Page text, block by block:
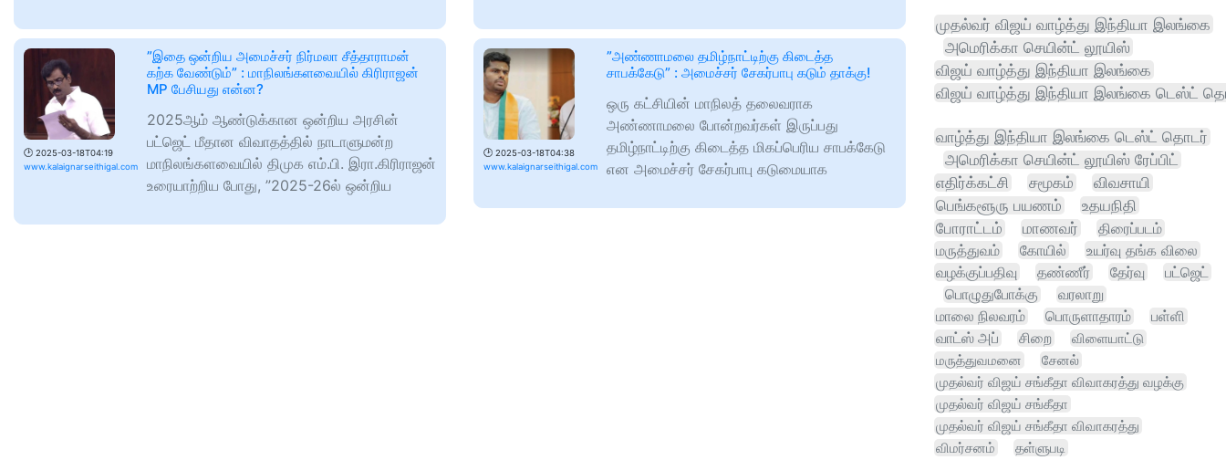
🕑 2025-03-18T04:19
www.kalaignarseithigal.com
”இதை ஒன்றிய அமைச்சர் நிர்மலா சீத்தாராமன்
கற்க வேண்டும்” : மாநிலங்களவையில் கிரிராஜன்
MP பேசியது என்ன?
2025ஆம் ஆண்டுக்கான ஒன்றிய அரசின்
பட்ஜெட் மீதான விவாதத்தில் நாடாளுமன்ற
மாநிலங்களவையில் திமுக எம்.பி. இரா.கிரிராஜன்
உரையாற்றிய போது, ”2025-26ல் ஒன்றிய
🕑 2025-03-18T04:38
www.kalaignarseithigal.com
”அண்ணாமலை தமிழ்நாட்டிற்கு கிடைத்த
சாபக்கேடு” : அமைச்சர் சேகர்பாபு கடும் தாக்கு!
ஒரு கட்சியின் மாநிலத் தலைவராக
அண்ணாமலை போன்றவர்கள் இருப்பது
தமிழ்நாட்டிற்கு கிடைத்த மிகப்பெரிய சாபக்கேடு
என அமைச்சர் சேகர்பாபு கடுமையாக
முதல்வர் விஜய் வாழ்த்து இந்தியா இலங்கை
அமெரிக்கா செயின்ட் லூயிஸ்
விஜய் வாழ்த்து இந்தியா இலங்கை
விஜய் வாழ்த்து இந்தியா இலங்கை டெஸ்ட்
வாழ்த்து இந்தியா இலங்கை டெஸ்ட் தொடர்
அமெரிக்கா செயின்ட் லூயிஸ் ரேப்பிட்
எதிர்க்கட்சி
சமூகம்
விவசாயி
பெங்களூரு பயணம்
உதயநிதி
போராட்டம்
மாணவர்
திரைப்படம்
மருத்துவம்
கோயில்
உயர்வு தங்க விலை
வழக்குப்பதிவு
தண்ணீர் தேர்வு பட்ஜெட்
பொழுதுபோக்கு
வரலாறு
மாலை நிலவரம்
பொருளாதாரம்
பள்ளி
வாட்ஸ் அப்
சிறை
விளையாட்டு
மருத்துவமனை
சேனல்
முதல்வர் விஜய் சங்கீதா விவாகரத்து வழக்கு
முதல்வர் விஜய் சங்கீதா
முதல்வர் விஜய் சங்கீதா விவாகரத்து
விமர்சனம்
தள்ளுபடி